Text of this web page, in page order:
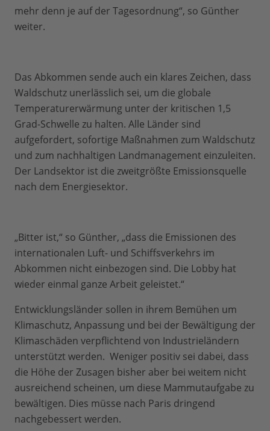
mehr denn je auf der Tagesordnung“, so Günther
weiter.
Das Abkommen sende auch ein klares Zeichen, dass
Waldschutz unerlässlich sei, um die globale
Temperaturerwärmung unter der kritischen 1,5
Grad-Schwelle zu halten. Alle Länder sind
aufgefordert, sofortige Maßnahmen zum Waldschutz
und zum nachhaltigen Landmanagement einzuleiten.
Der Landsektor ist die zweitgrößte Emissionsquelle
nach dem Energiesektor.
„Bitter ist,“ so Günther, „dass die Emissionen des
internationalen Luft- und Schiffsverkehrs im
Abkommen nicht einbezogen sind. Die Lobby hat
wieder einmal ganze Arbeit geleistet.“
Entwicklungsländer sollen in ihrem Bemühen um
Klimaschutz, Anpassung und bei der Bewältigung der
Klimaschäden verpflichtend von Industrieländern
unterstützt werden. Weniger positiv sei dabei, dass
die Höhe der Zusagen bisher aber bei weitem nicht
ausreichend scheinen, um diese Mammutaufgabe zu
bewältigen. Dies müsse nach Paris dringend
nachgebessert werden.